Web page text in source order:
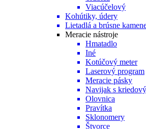
Viacúčelový
Kohútiky, údery
Lietadlá a brúsne
Meracie nástroje
Hmatadlo
Iné
Kotúčový meter
Laserový program
Meracie pásky
Navijak s
Olovnica
Pravítka
Sklonomery
Štvorce